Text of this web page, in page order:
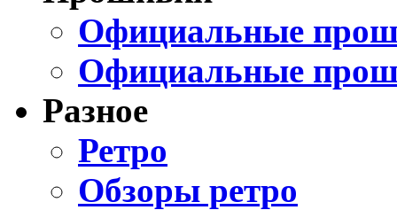
Официальные
Официальные
Разное
Ретро
Обзоры ретро